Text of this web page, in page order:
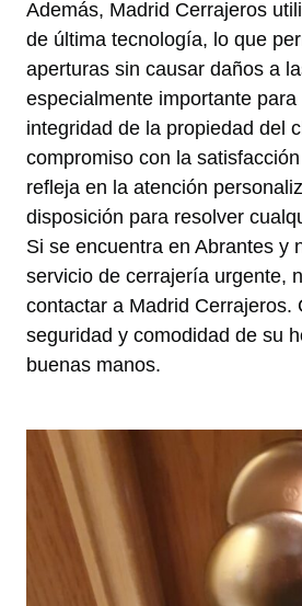
Además, Madrid Cerrajeros
de última tecnología, lo que
aperturas sin causar daños a
especialmente importante
integridad de la propiedad del
compromiso con la
refleja en la atención
disposición para resolver
Si se encuentra en Abrantes y
servicio de cerrajería urgente,
contactar a Madrid Cerrajeros.
seguridad y comodidad de su
buenas manos.